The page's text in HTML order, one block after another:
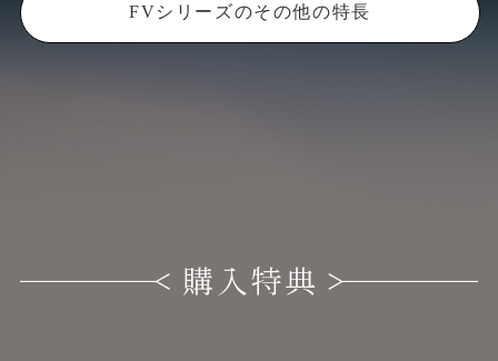
FVシリーズのその他の特長